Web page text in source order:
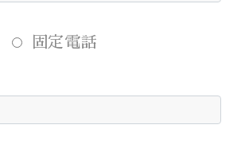
固定電話